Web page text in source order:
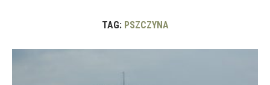
TAG: PSZCZYNA